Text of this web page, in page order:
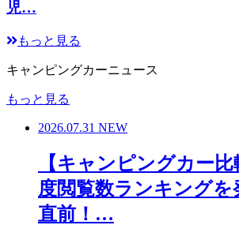
児…
もっと見る
キャンピングカーニュース
もっと見る
2026.07.31 NEW
【キャンピングカー比
度閲覧数ランキングを
直前！…